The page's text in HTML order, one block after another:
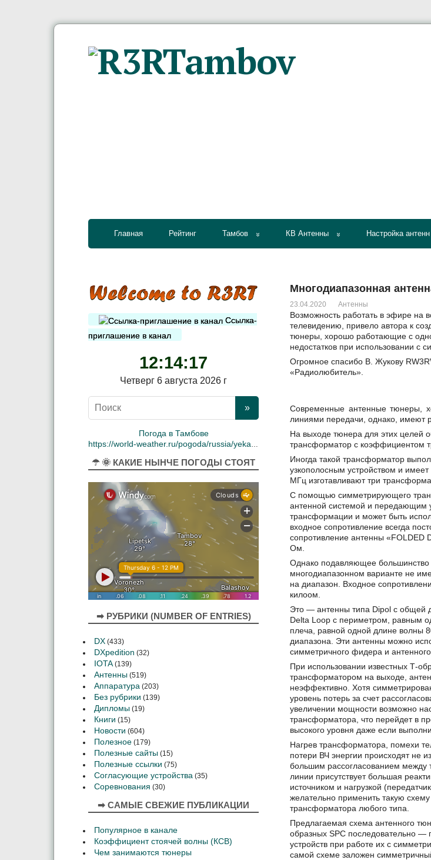
Главная Рейтинг Тамбов КВ Антенны Настройка антенн
Многодиапазонная
23.04.2020 Антенны
Возможность работать в эфире на
телевидению, привело автора к
тюнеры, хорошо работающие с
недостатков при использовании с
Огромное спасибо В. Жукову
«Радиолюбитель».
Современные антенные тюнеры,
линиями передачи, однако, имеют
На выходе тюнера для этих целей
трансформатор с коэффициентом
Иногда такой трансформатор
узкополосным устройством и
МГц изготавливают три
С помощью симметрирующего
антенной системой и передающим
трансформации и может быть
входное сопротивление всегда
сопротивление антенны «FOLDED
Ом.
Однако подавляющее большинство
многодиапазонном варианте не
на диапазон. Входное
килоом.
Это — антенны типа Dipol c общей
Delta Loop с периметром, равным
плеча, равной одной длине волны
диапазона. Эти антенны можно
симметричного фидера и
При использовании известных Т-
трансформатором на выходе,
неэффективно. Хотя
уровень потерь за счет
увеличении мощности возможно
трансформатора, что перейдет в
высокого уровня даже если
Нагрев трансформатора, помехи
потери ВЧ энергии происходят не
большим рассогласованием
линии присутствует большая
источником и нагрузкой
желательно применить такую
трансформатора любого типа.
Предлагаемая схема антенного
образных SPC последовательно —
устройств при работе их с
самой схеме заложен
Ссылка-
приглашение в канал
12:14:18
Четверг 6 августа 2026 г
Погода в Тамбове
https://world-weather.ru/pogoda/russia/yekaterinburg/
☂ 🌞 КАКИЕ НЫНЧЕ ПОГОДЫ СТОЯТ
➡ РУБРИКИ (NUMBER OF ENTRIES)
DX (433)
DXpedition (32)
IOTA(139)
Антенны (519)
Аппаратура (203)
Без рубрики (139)
Дипломы (19)
Книги (15)
Новости (604)
Полезное (179)
Полезные сайты (15)
Полезные ссылки (75)
Согласующие устройства (35)
Соревнования (30)
➡ САМЫЕ СВЕЖИЕ ПУБЛИКАЦИИ
Популярное в канале
Коэффициент стоячей волны (КСВ)
Чем занимаются тюнеры